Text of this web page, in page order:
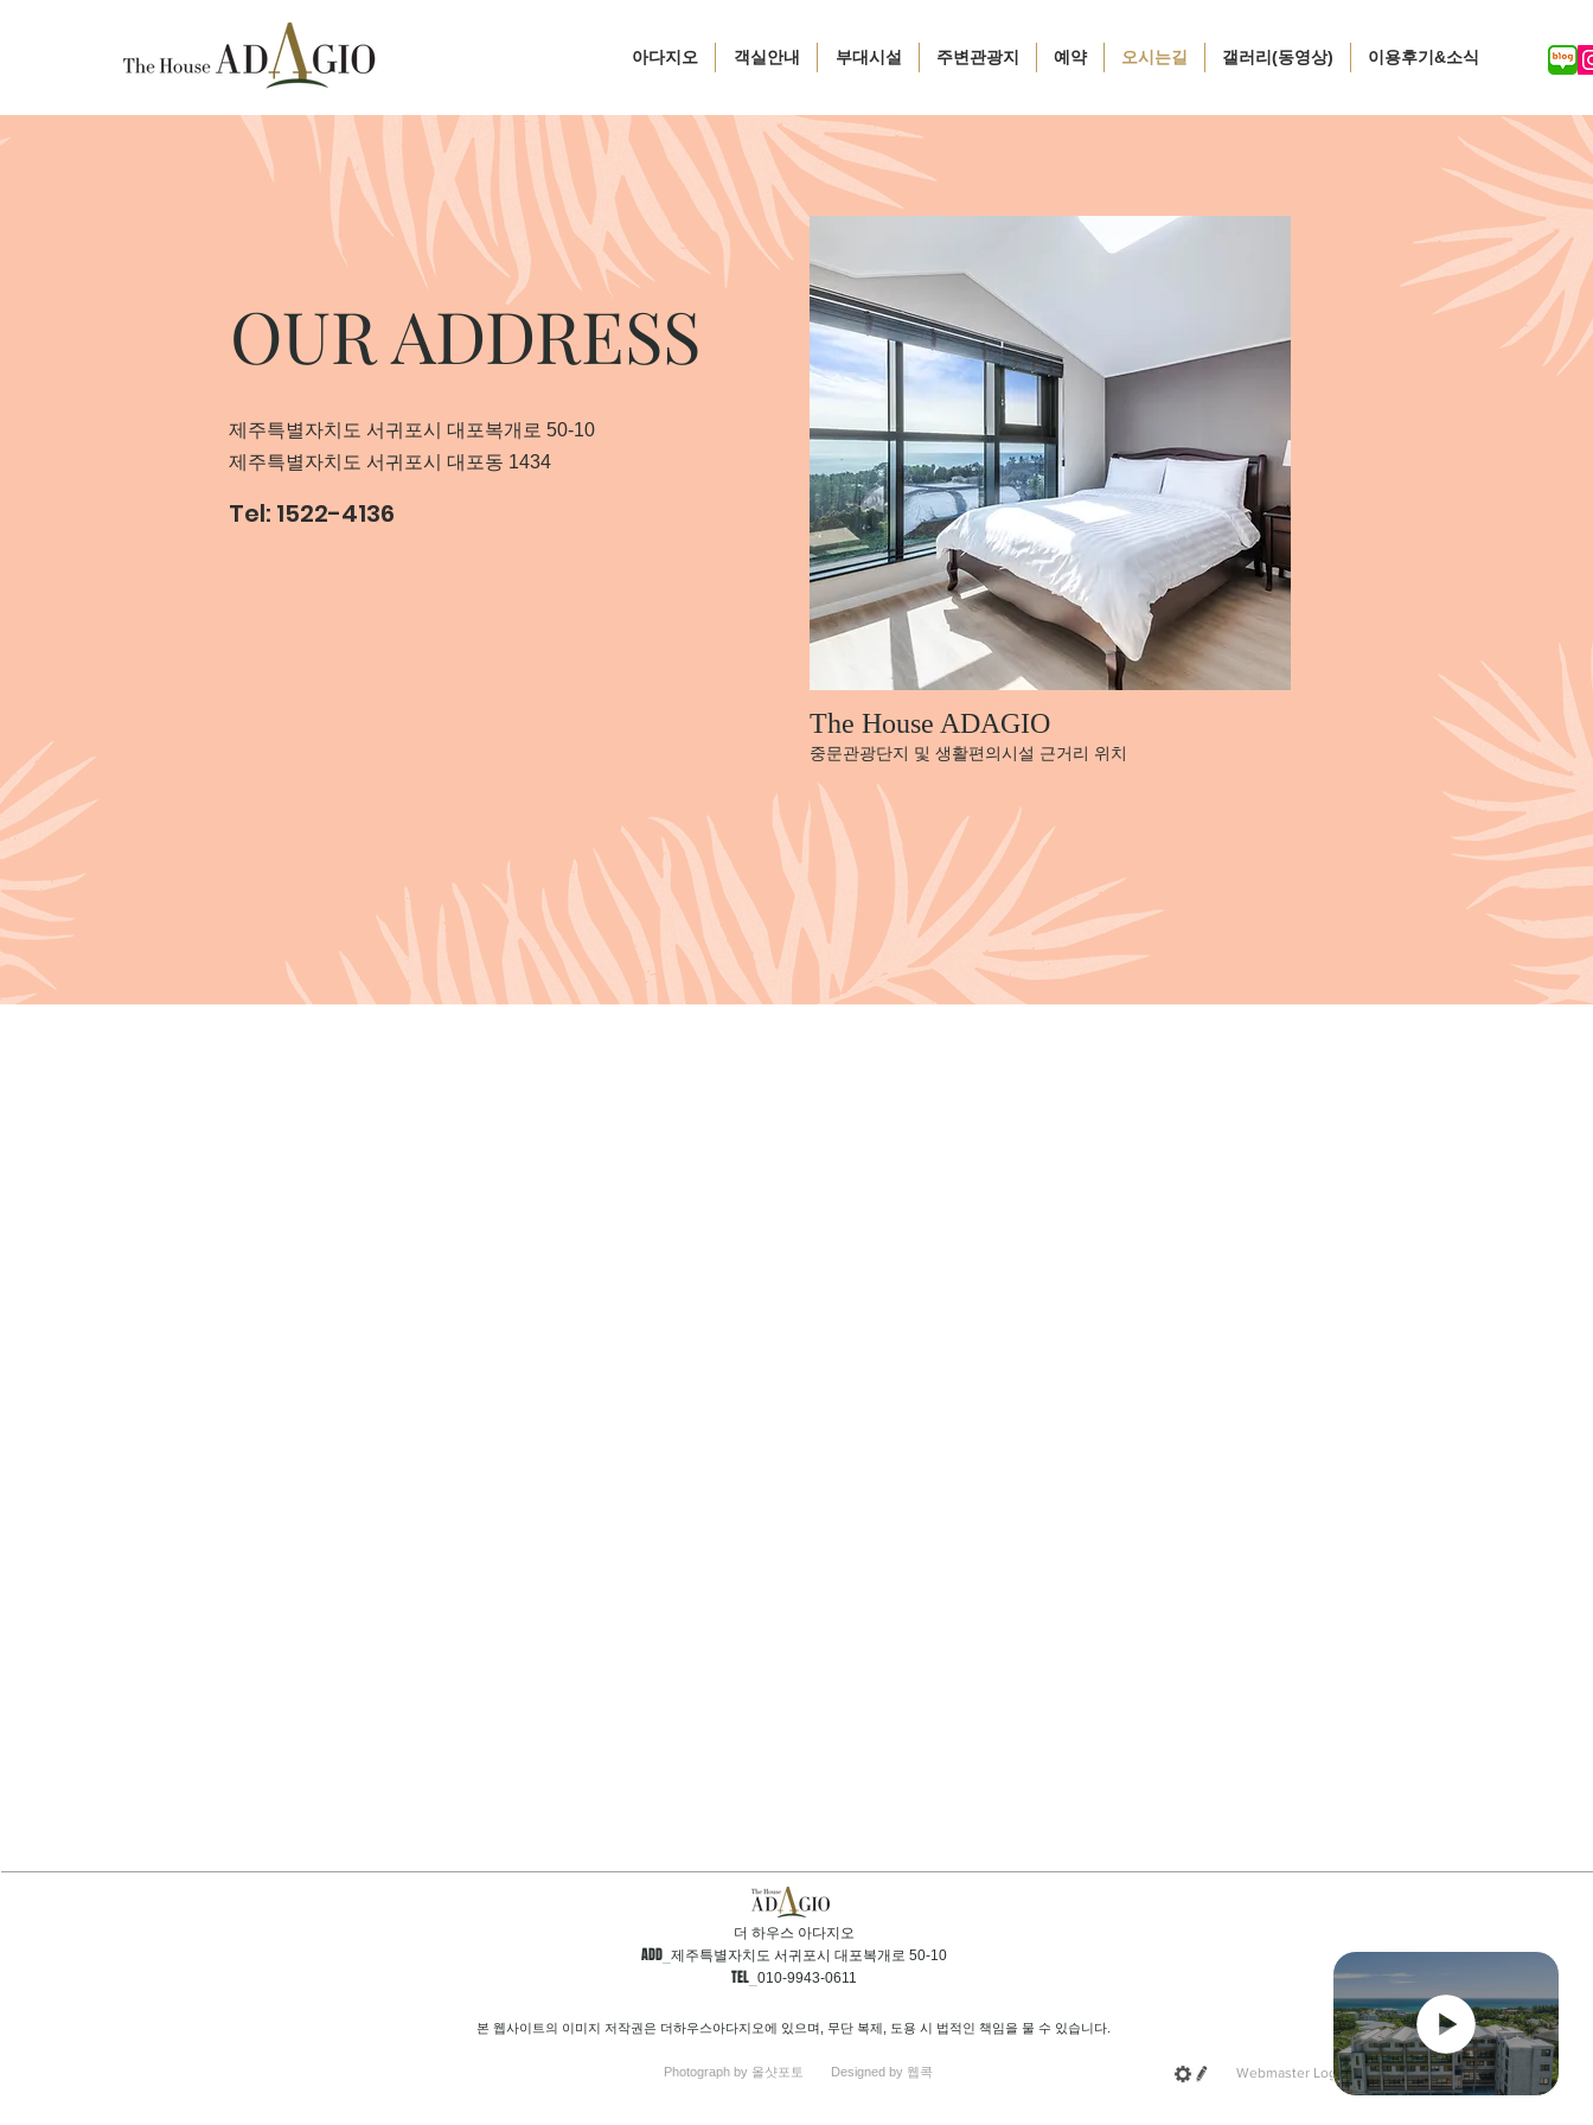
아다지오 객실안내 부대시설 주변관광지 예약 오시는길 갤러리(동영상) 이용후기&소식
OUR ADDRESS
제주특별자치도 서귀포시 대포복개로 50-10
제주특별자치도 서귀포시 대포동 1434
Tel: 1522-4136
The House ADAGIO
​중문관광단지 및 생활편의시설 근거리 위치
더 하우스 아다지오
ADD 제주특별자치도 서귀포시 대포복개로 50-10
TEL 010-9943-0611
본 웹사이트의 이미지 저작권은 더하우스아다지오에 있으며, 무단 복제, 도용 시 법적인 책임을 물 수 있습니다.
Photograph by 올샷포토 Designed by 웹콕 Webmaster Login